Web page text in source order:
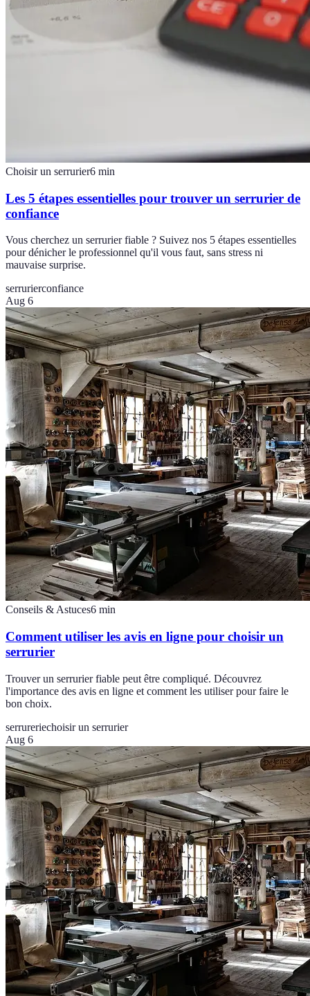
Choisir un serrurier6 min
Les 5 étapes essentielles pour trouver un serrurier de
confiance
Vous cherchez un serrurier fiable ? Suivez nos 5 étapes essentielles
pour dénicher le professionnel qu'il vous faut, sans stress ni
mauvaise surprise.
serrurierconfiance
Aug 6
Conseils & Astuces6 min
Comment utiliser les avis en ligne pour choisir un
serrurier
Trouver un serrurier fiable peut être compliqué. Découvrez
l'importance des avis en ligne et comment les utiliser pour faire le
bon choix.
serrureriechoisir un serrurier
Aug 6